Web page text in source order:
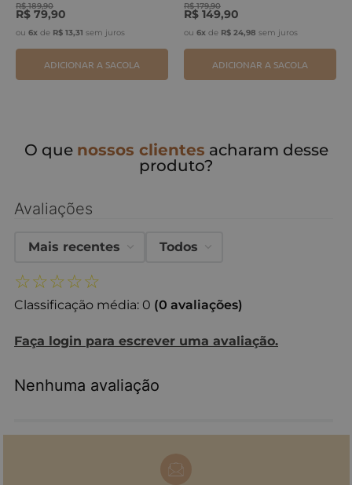
R$ 189,90
R$ 79,90
ou 6x de R$ 13,31 sem juros
ADICIONAR A SACOLA
R$ 179,90
R$ 149,90
ou 6x de R$ 24,98 sem juros
ADICIONAR A SACOLA
O que nossos clientes acharam desse
produto?
Avaliações
☆☆☆☆☆
Classificação média: 0 (0 avaliações)
Faça login para escrever uma avaliação.
Mais recentes Todos
Nenhuma avaliação